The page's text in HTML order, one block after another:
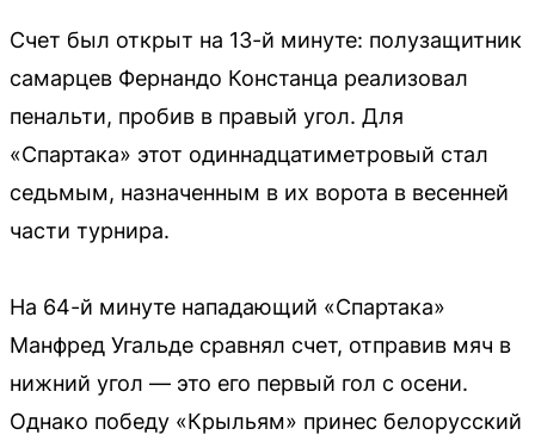
Счет был открыт на 13-й минуте: полузащитник
самарцев Фернандо Констанца реализовал
пенальти, пробив в правый угол. Для
«Спартака» этот одиннадцатиметровый стал
седьмым, назначенным в их ворота в весенней
части турнира.
На 64-й минуте нападающий «Спартака»
Манфред Угальде сравнял счет, отправив мяч в
нижний угол — это его первый гол с осени.
Однако победу «Крыльям» принес белорусский